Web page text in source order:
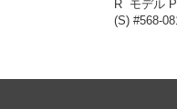
R モデル
(S) #568-